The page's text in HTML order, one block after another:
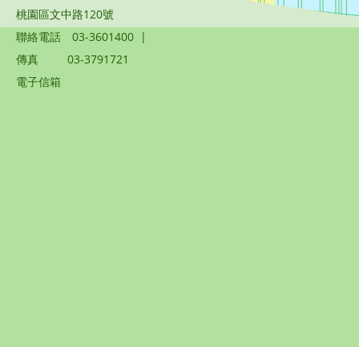
桃園區文中路120號
聯絡電話
03-3601400 |
傳真
03-3791721
電子信箱